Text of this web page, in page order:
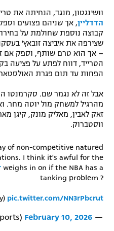
וושינגטון, מנגד, הנחיתה את טריי
הדדליין, אך שניהם פצועים
קבוצה נוספת שחולמת על
שצירפה את איביצה זובאץ'
– אך הוא טרם שותף, וספק אם
הטרייד, דווח לפתע על פציעה
הפחות עד תום פגרת
אבל זה לא נגמר שם. סקרמנטו
מהרגיל למשחק מול יוטה מחר.
זאק לאבין, מאליק מונק, קיגן
ווסטברוק.
of non-competitive natured
I think it's awful for the
weighs in on if the NBA has a
tanking problem ?
pic.twitter.com/NN3rPbcrut
— Yahoo Sports (@YahooSports)
February 10, 2026